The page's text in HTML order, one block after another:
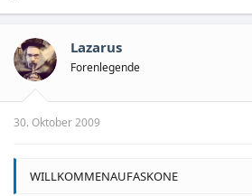
Lazarus
Forenlegende
30. Oktober 2009
WILLKOMMENAUFASKONE